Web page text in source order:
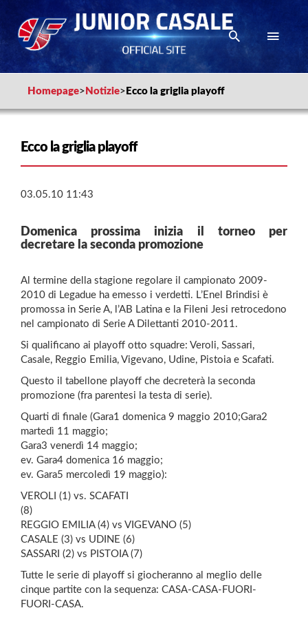
Homepage> Notizie> Ecco la griglia playoff
Ecco la griglia playoff
03.05.10 11:43
Domenica prossima inizia il torneo per
decretare la seconda promozione
Al termine della stagione regolare il campionato 2009-
2010 di Legadue ha emesso i verdetti. L’Enel Brindisi è
promossa in Serie A, l’AB Latina e la Fileni Jesi retrocedono
nel campionato di Serie A Dilettanti 2010-2011.
Si qualificano ai playoff otto squadre: Veroli, Sassari,
Casale, Reggio Emilia, Vigevano, Udine, Pistoia e Scafati.
Questo il tabellone playoff che decreterà la seconda
promozione (fra parentesi la testa di serie).
Quarti di finale (Gara1 domenica 9 maggio 2010;Gara2
martedì 11 maggio;
Gara3 venerdì 14 maggio;
ev. Gara4 domenica 16 maggio;
ev. Gara5 mercoledì 19 maggio):
VEROLI (1) vs. SCAFATI
(8)
REGGIO EMILIA (4) vs VIGEVANO (5)
CASALE (3) vs UDINE (6)
SASSARI (2) vs PISTOIA (7)
Tutte le serie di playoff si giocheranno al meglio delle
cinque partite con la sequenza: CASA-CASA-FUORI-
FUORI-CASA.